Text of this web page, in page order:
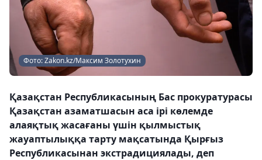
Фото: Zakon.kz/Максим Золотухин
Қазақстан Республикасының Бас прокуратурасы
Қазақстан азаматшасын аса ірі көлемде
алаяқтық жасағаны үшін қылмыстық
жауаптылыққа тарту мақсатында Қырғыз
Республикасынан экстрадициялады, деп